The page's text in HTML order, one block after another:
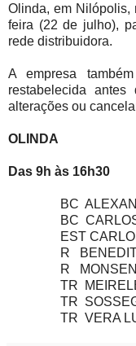
Olinda, em Nilópolis,
feira (22 de julho),
rede distribuidora.
A empresa
restabelecida
alterações ou
OLINDA
Das 9h às 16h30
BC
BC CARLOS
EST CARLOS
R BENEDITO
R
TR
TR
TR VERA LUCIA